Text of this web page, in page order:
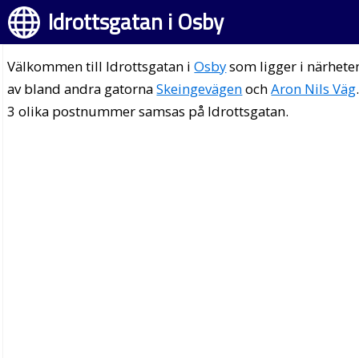
Idrottsgatan i Osby
Välkommen till Idrottsgatan iOsbysom ligger i
av bland andra gatornaSkeingevägenochAron Nils Väg.
3 olika postnummer samsas på Idrottsgatan.